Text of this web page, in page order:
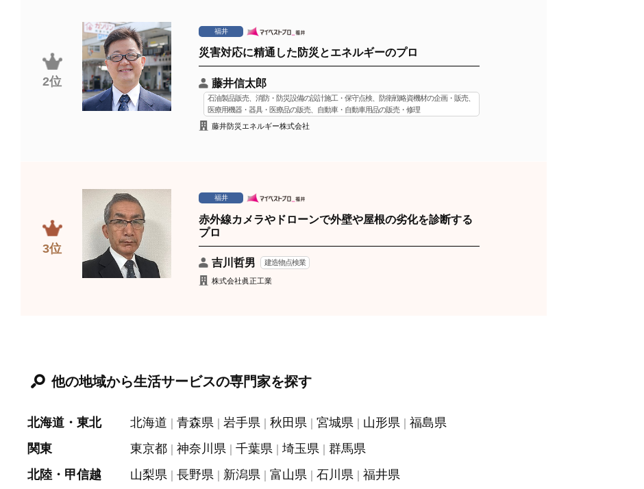
2位
福井
災害対応に精通した防災とエネルギーのプロ
藤井信太郎
石油製品販売、消防・防災設備の設計施工・保守点検、防衛戦略資機材の企画・販売、
医療用機器・器具・医療品の販売、自動車・自動車用品の販売・修理
藤井防災エネルギー株式会社
3位
福井
赤外線カメラやドローンで外壁や屋根の劣化を診断する
プロ
吉川哲男 建造物点検業
株式会社眞正工業
他の地域から生活サービスの専門家を探す
北海道・東北 北海道 青森県 岩手県 秋田県 宮城県 山形県
福島県
関東
東京都 神奈川県 千葉県 埼玉県
群馬県
北陸・甲信越
山梨県 長野県 新潟県 富山県 石川県
福井県